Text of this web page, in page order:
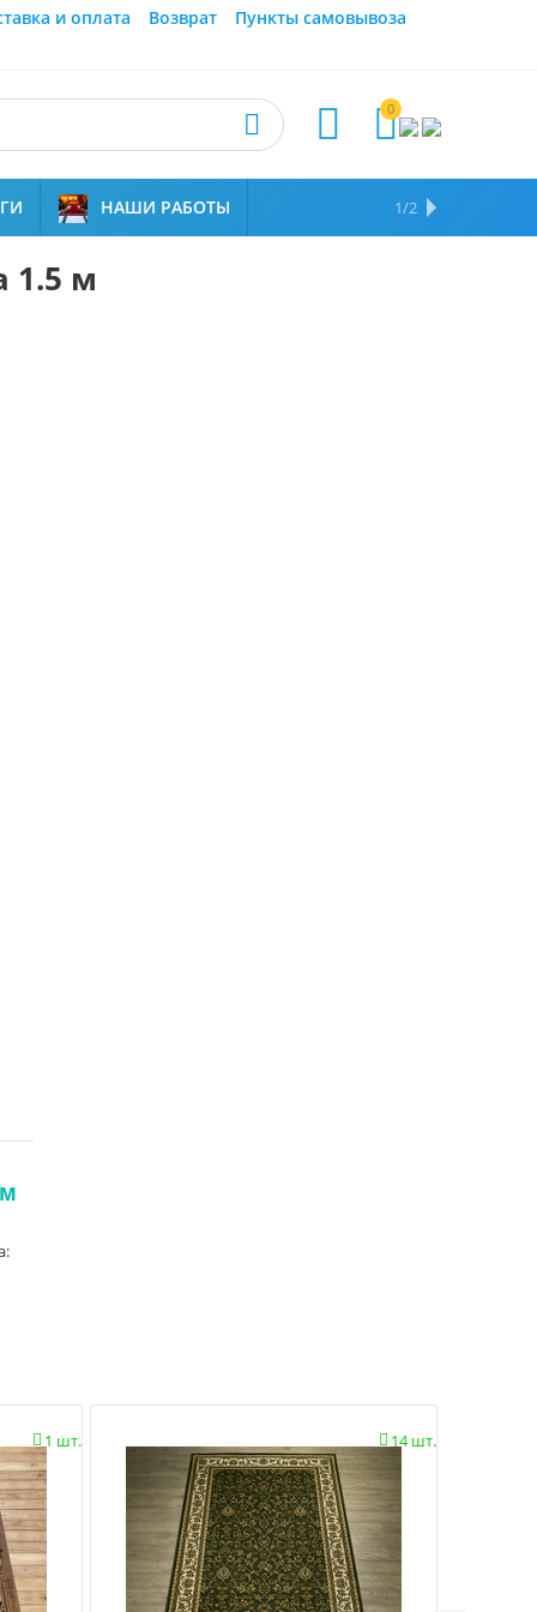
и оплата Возврат
Пункты самовывоза
0



НАШИ РАБОТЫ НАМ ДОВЕРЯЮТ
1/2
1.5 м
1 шт.
 14 шт.
